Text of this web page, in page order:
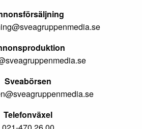
Sveabörsen
Telefonväxel